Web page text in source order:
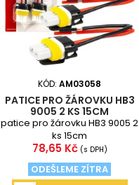
KÓD:AM03058
PATICE PRO ŽÁROVKU HB3
9005 2 KS 15CM
patice pro žárovku HB3 9005 2
ks 15cm
Cena
78,65 Kč (s DPH)
ODEŠLEME ZÍTRA